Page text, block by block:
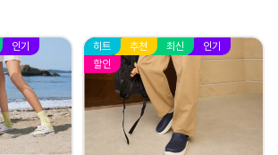
인기
히트 추천 최신
인기
할인